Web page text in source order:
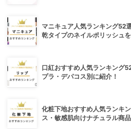
マニキュア人気ランキング52
乾タイプのネイルポリッシュを
口紅おすすめ人気ランキング
プラ・デパコス別に紹介！
化粧下地おすすめ人気ランキ
ス・敏感肌向けナチュラル商品